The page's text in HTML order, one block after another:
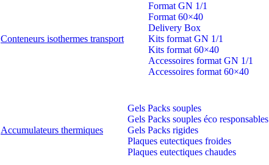
Conteneurs isothermes transport
Format GN 1/1
Format 60×40
Delivery Box
Kits format GN 1/1
Kits format 60×40
Accessoires format GN 1/1
Accessoires format 60×40
Accumulateurs thermiques
Gels Packs souples
Gels Packs souples éco responsables
Gels Packs rigides
Plaques eutectiques froides
Plaques eutectiques chaudes